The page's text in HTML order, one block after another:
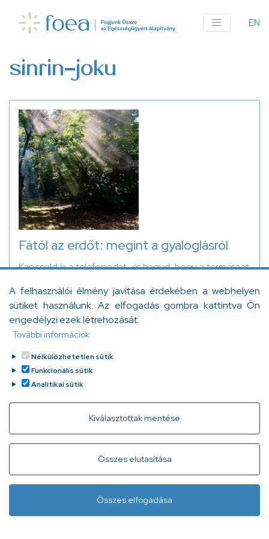
A felhasználói élmény javítása érdekében a webhelyen
sütiket használunk. Az elfogadás gombra kattintva Ön
engedélyzi ezek létrehozását.
További információk
Nélkülözhetetlen sütik
Funkcionális sütik
Analitikai sütik
Kiválasztottak mentése
Összes elutasítása
Withdraw consent
Összes elfogadása
tartalomra
EN
sinrin-joku
Fától az erdőt: megint a gyaloglásról
Kapcsold ki a telefonodat, és hagyd, hogy a természet
testedet és a tudatodat!” Szakmai blogunk új
bejegyzése is erről szól: az erdőterápiáról, az erdő, a fák
és a növények jótékony hatásáról szól.
Bödő Anita
Gyorslinkek
Adatvédelem Kapcsolat
+ 36 1 296 2556(normál díjas, 8:00-20:00 között
hívható)